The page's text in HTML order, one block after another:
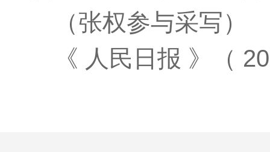
（张权参与采写）
《 人民日报 》（